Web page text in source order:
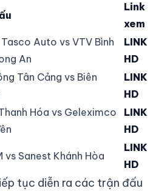
Link
xem
Tasco Auto vs VTV Bình
An
LINK
HD
Tân Cảng vs Biên
LINK
HD
Hóa vs Geleximco
LINK
HD
vs Sanest Khánh Hòa
LINK
HD
tục diễn ra các trận đấu